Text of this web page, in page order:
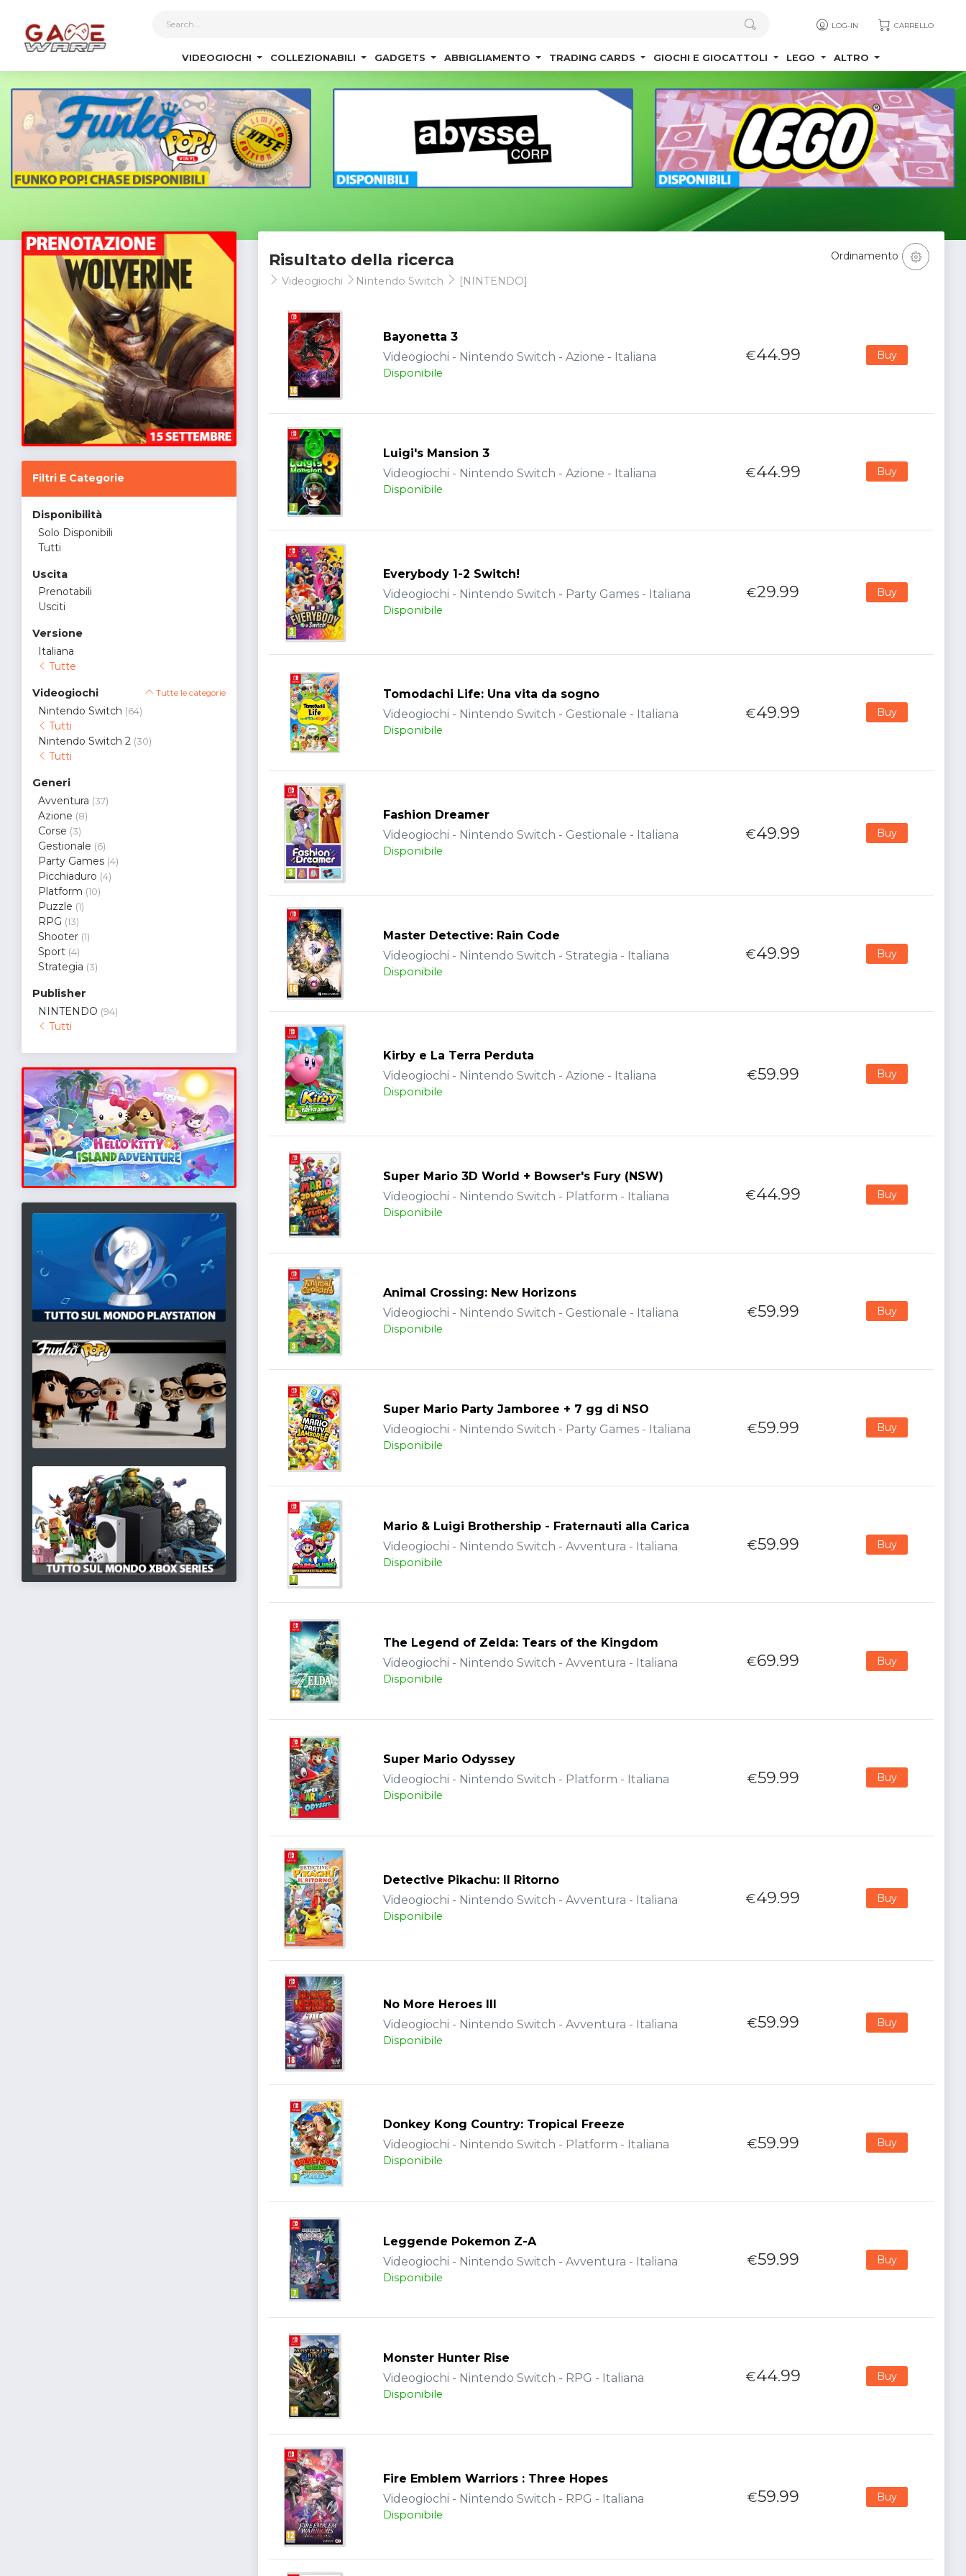
LOG-IN CARRELLO
VIDEOGIOCHI COLLEZIONABILI GADGETS ABBIGLIAMENTO TRADING CARDS GIOCHI E GIOCATTOLI LEGO ALTRO
Filtri E Categorie
Disponibilità
Solo Disponibili
Tutti
Uscita
Prenotabili
Usciti
Versione
Italiana
Tutte
Videogiochi Tutte le categorie
Nintendo Switch (64)
Tutti
Nintendo Switch 2 (30)
Tutti
Generi
Avventura (37)
Azione (8)
Corse (3)
Gestionale (6)
Party Games (4)
Picchiaduro (4)
Platform (10)
Puzzle (1)
RPG (13)
Shooter (1)
Sport (4)
Strategia (3)
Publisher
NINTENDO (94)
Tutti
Risultato della ricerca
Videogiochi Nintendo Switch [NINTENDO]
Ordinamento
Bayonetta 3
Videogiochi - Nintendo Switch - Azione - Italiana
Disponibile
€44.99 Buy
Luigi's Mansion 3
Videogiochi - Nintendo Switch - Azione - Italiana
Disponibile
€44.99 Buy
Everybody 1-2 Switch!
Videogiochi - Nintendo Switch - Party Games - Italiana
Disponibile
€29.99 Buy
Tomodachi Life: Una vita da sogno
Videogiochi - Nintendo Switch - Gestionale - Italiana
Disponibile
€49.99 Buy
Fashion Dreamer
Videogiochi - Nintendo Switch - Gestionale - Italiana
Disponibile
€49.99 Buy
Master Detective: Rain Code
Videogiochi - Nintendo Switch - Strategia - Italiana
Disponibile
€49.99 Buy
Kirby e La Terra Perduta
Videogiochi - Nintendo Switch - Azione - Italiana
Disponibile
€59.99 Buy
Super Mario 3D World + Bowser's Fury (NSW)
Videogiochi - Nintendo Switch - Platform - Italiana
Disponibile
€44.99 Buy
Animal Crossing: New Horizons
Videogiochi - Nintendo Switch - Gestionale - Italiana
Disponibile
€59.99 Buy
Super Mario Party Jamboree + 7 gg di NSO
Videogiochi - Nintendo Switch - Party Games - Italiana
Disponibile
€59.99 Buy
Mario & Luigi Brothership - Fraternauti alla Carica
Videogiochi - Nintendo Switch - Avventura - Italiana
Disponibile
€59.99 Buy
The Legend of Zelda: Tears of the Kingdom
Videogiochi - Nintendo Switch - Avventura - Italiana
Disponibile
€69.99 Buy
Super Mario Odyssey
Videogiochi - Nintendo Switch - Platform - Italiana
Disponibile
€59.99 Buy
Detective Pikachu: Il Ritorno
Videogiochi - Nintendo Switch - Avventura - Italiana
Disponibile
€49.99 Buy
No More Heroes III
Videogiochi - Nintendo Switch - Avventura - Italiana
Disponibile
€59.99 Buy
Donkey Kong Country: Tropical Freeze
Videogiochi - Nintendo Switch - Platform - Italiana
Disponibile
€59.99 Buy
Leggende Pokemon Z-A
Videogiochi - Nintendo Switch - Avventura - Italiana
Disponibile
€59.99 Buy
Monster Hunter Rise
Videogiochi - Nintendo Switch - RPG - Italiana
Disponibile
€44.99 Buy
Fire Emblem Warriors : Three Hopes
Videogiochi - Nintendo Switch - RPG - Italiana
Disponibile
€59.99 Buy